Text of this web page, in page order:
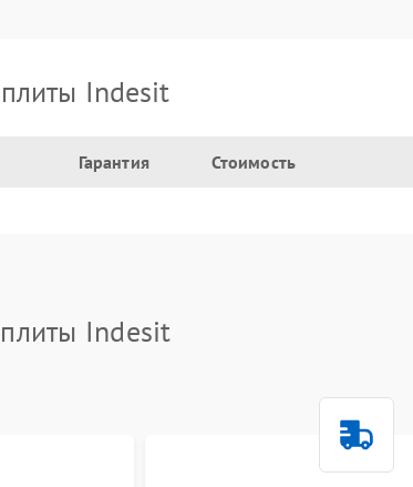
Indesit
Гарантия Стоимость
Indesit